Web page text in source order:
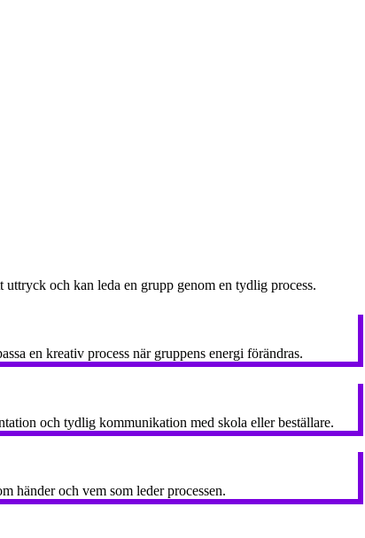
och kan leda en grupp genom en tydlig process.
en kreativ process när gruppens energi förändras.
och tydlig kommunikation med skola eller beställare.
händer och vem som leder processen.